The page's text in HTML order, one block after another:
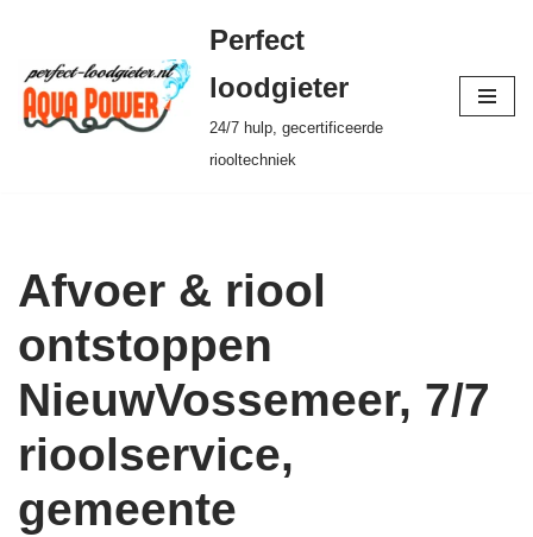
Ga
naar
de
Perfect
loodgieter
24/7 hulp, gecertificeerde
riooltechniek
Afvoer & riool
ontstoppen
NieuwVossemeer, 7/7
rioolservice,
gemeente